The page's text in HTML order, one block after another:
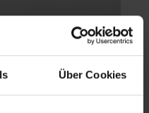
Über Cookies